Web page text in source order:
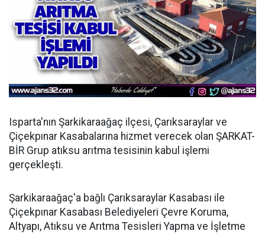
Isparta'nın Şarkikaraağaç ilçesi, Çarıksaraylar ve
Çiçekpınar Kasabalarına hizmet verecek olan ŞARKAT-
BİR Grup atıksu arıtma tesisinin kabul işlemi
gerçekleşti.
Şarkikaraağaç'a bağlı Çarıksaraylar Kasabası ile
Çiçekpınar Kasabası Belediyeleri Çevre Koruma,
Altyapı, Atıksu ve Arıtma Tesisleri Yapma ve İşletme